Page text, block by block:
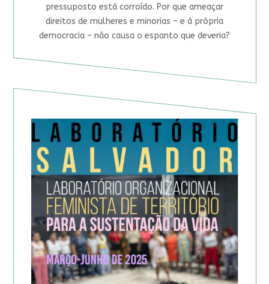
pressuposto está corroído. Por que ameaçar
direitos de mulheres e minorias – e à própria
democracia – não causa o espanto que deveria?